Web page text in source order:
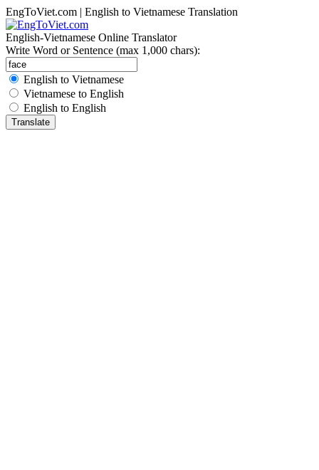
EngToViet.com | English to Vietnamese Translation
English-Vietnamese Online Translator
Write Word or Sentence (max 1,000 chars):
English to Vietnamese
Vietnamese to English
English to English